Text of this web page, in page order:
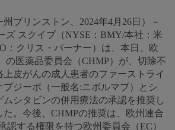
州プリンストン、2024年4月26日）－
ズ スクイブ（NYSE：BMY/本社：米
：クリス・バーナー）は、本日、欧
の医薬品委員会（CHMP）が、切除不
皮がんの成人患者のファーストライ
プジーボ（一般名:ニボルマブ）とシ
ムシタビンの併用療法の承認を推奨し
。今後、CHMPの推奨は、欧州連合
認する権限を持つ欧州委員会（EC）